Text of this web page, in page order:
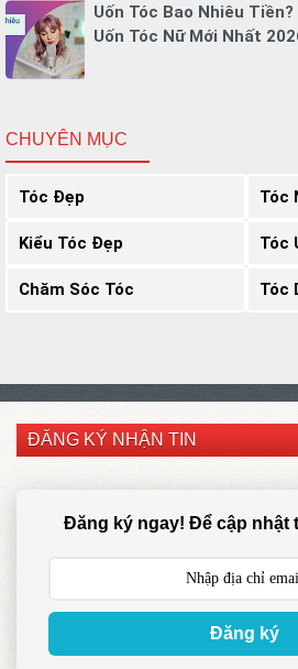
Uốn Tóc Bao Nhiêu Tiền?
Uốn Tóc Nữ Mới Nhất
CHUYÊN MỤC
Tóc Đẹp Tóc
Kiểu Tóc Đẹp Tóc
Chăm Sóc Tóc Tóc
ĐĂNG KÝ NHẬN TIN
Đăng ký ngay! Để cập nhật
Đăng ký